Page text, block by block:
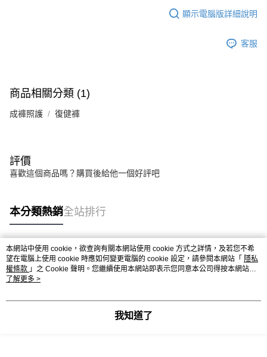
顯示電腦版詳細說明
客服
商品相關分類 (1)
成褲照護 復健褲
評價
喜歡這個商品嗎？購買後給他一個好評吧
本分類熱銷全站排行
熱門標籤
本網站中使用 cookie，欲查詢有關本網站使用 cookie 方式之詳情，及若您不希
望在電腦上使用 cookie 時應如何變更電腦的 cookie 設定，請參閱本網站「 隱私
權條款 」之 Cookie 聲明。您繼續使用本網站即表示您同意本公司得按本網站使
用條款之 Cookie 聲明使用 cookie。
了解更多 >
我知道了